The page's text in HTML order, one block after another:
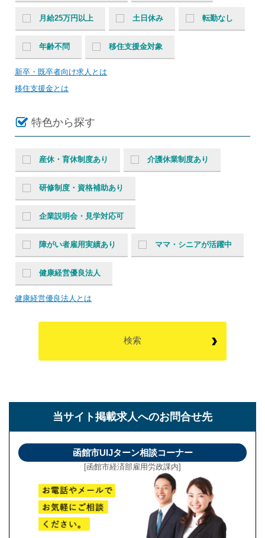
月給25万円以上 土日休み 転勤なし
年齢不問 移住支援金対象
新卒・既卒者向け求人とは
移住支援金とは
特色から探す
産休・育休制度あり 介護休業制度あり
研修制度・資格補助あり
企業説明会・見学対応可
障がい者雇用実績あり ママ・シニアが活躍中
健康経営優良法人
健康経営優良法人とは
当サイト掲載求人へのお問合せ先
函館市UIJターン相談コーナー
[函館市経済部雇用労政課内]